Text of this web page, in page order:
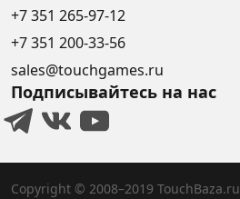
+7 351 265-97-12
+7 351 200-33-56
sales@touchgames.ru
Подписывайтесь на нас
Copyright © 2008–2019 TouchBaza.ru